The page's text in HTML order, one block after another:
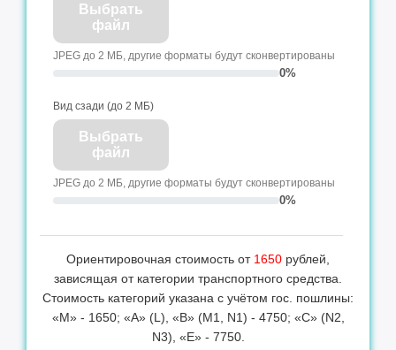
Выбрать
файл
JPEG до 2 МБ, другие форматы будут сконвертированы
0%
Вид сзади (до 2 МБ)
Выбрать
файл
JPEG до 2 МБ, другие форматы будут сконвертированы
0%
Ориентировочная стоимость от 1650 рублей,
зависящая от категории транспортного средства.
Стоимость категорий указана с учётом гос. пошлины:
«М» - 1650; «А» (L), «B» (M1, N1) - 4750; «С» (N2,
N3), «Е» - 7750.